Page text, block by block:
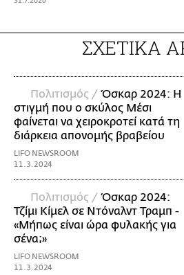
ΣΧΕΤΙΚΑ
Πολιτισμός /Όσκαρ 2024: Η
στιγμή που ο σκύλος Μέσι
φαίνεται να χειροκροτεί κατά τη
διάρκεια απονομής βραβείου
LIFO NEWSROOM
11.3.2024
Πολιτισμός /Όσκαρ 2024:
Τζίμι Κίμελ σε Ντόναλντ Τραμπ -
«Μήπως είναι ώρα φυλακής για
σένα;»
LIFO NEWSROOM
11.3.2024